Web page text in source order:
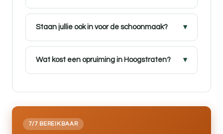
Staan jullie ook in voor de schoonmaak?
Wat kost een opruiming in Hoogstraten?
7/7 BEREIKBAAR